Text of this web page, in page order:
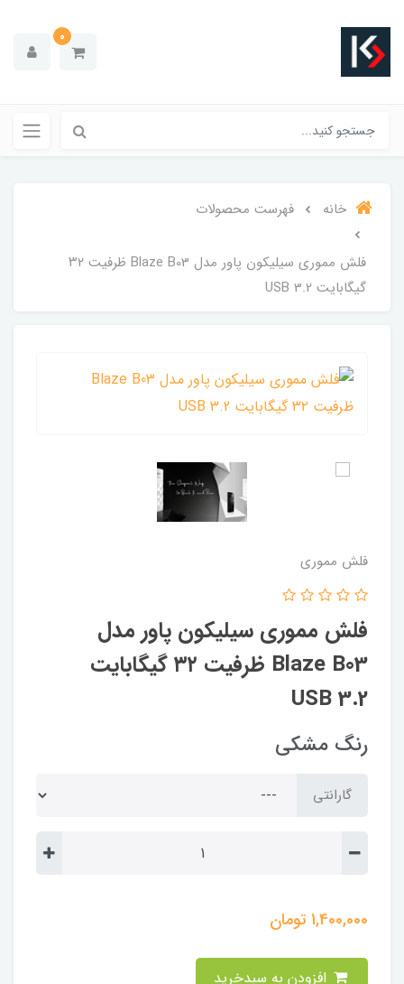
0
خانه فهرست محصولات
فلش مموری سیلیکون پاور مدل Blaze B03 ظرفیت ۳۲
گیگابایت USB 3.2
فلش مموری
فلش مموری سیلیکون پاور مدل
Blaze B03 ظرفیت ۳۲ گیگابایت
USB 3.2
رنگ مشکی
گارانتی
1,400,000تومان